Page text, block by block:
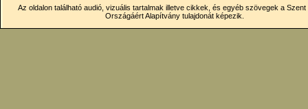
Az oldalon található audió, vizuális tartalmak illetve cikkek, és egyéb szövegek a Szent
Országáért Alapítvány tulajdonát képezik.